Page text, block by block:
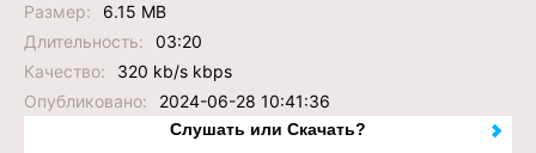
Размер:
6.15 MB
Длительность:
03:20
Качество:
320 kb/s kbps
Опубликовано:
2024-06-28 10:41:36
Слушать или Скачать?